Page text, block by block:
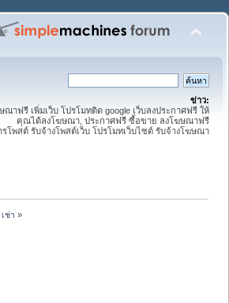
ข่าว:
าฟรี เพิ่มเว็บ โปรโมทติด google เว็บลงประกาศฟรี ให้
คุณได้ลงโฆษณา, ประกาศฟรี ซื้อขาย ลงโฆษณาฟรี
โพสต์ รับจ้างโพสต์เว็บ โปรโมทเว็บไซต์ รับจ้างโฆษณา
ช่า »